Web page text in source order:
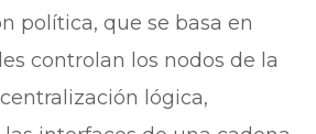
política, que se basa en
controlan los nodos de la
lógica,